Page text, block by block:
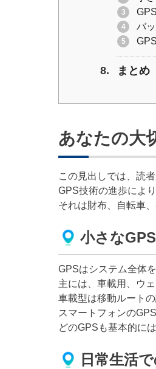
バ
まとめ
あなたの大
この見出しでは、読
GPS技術の進歩によ
それは財布、自転車
小さな
GPSはシステム全体
主には、車載用、ウ
車載型は移動ルート
スマートフォンの
どのGPSも基本的に
日常生活